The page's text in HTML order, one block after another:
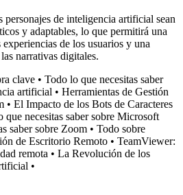
personajes de inteligencia artificial sean
y adaptables, lo que permitirá una
de los usuarios y una
narrativas digitales.
clave • Todo lo que necesitas saber
artificial • Herramientas de Gestión
• El Impacto de los Bots de Caracteres
que necesitas saber sobre Microsoft
saber sobre Zoom • Todo sobre
de Escritorio Remoto • TeamViewer:
remota • La Revolución de los
•